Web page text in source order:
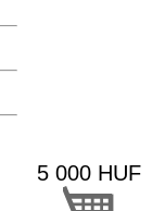
5 000 HUF